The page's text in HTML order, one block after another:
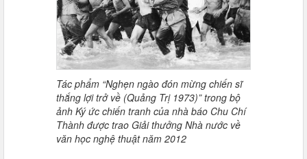
Tác phẩm “Nghẹn ngào đón mừng chiến sĩ
thắng lợi trở về (Quảng Trị 1973)” trong bộ
ảnh Ký ức chiến tranh của nhà báo Chu Chí
Thành được trao Giải thưởng Nhà nước về
văn học nghệ thuật năm 2012